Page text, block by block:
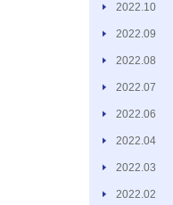
2022.10
2022.09
2022.08
2022.07
2022.06
2022.04
2022.03
2022.02